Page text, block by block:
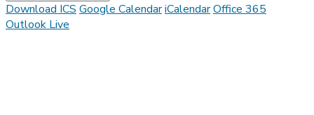
Download ICS Google CalendariCalendarOffice 365
Outlook Live